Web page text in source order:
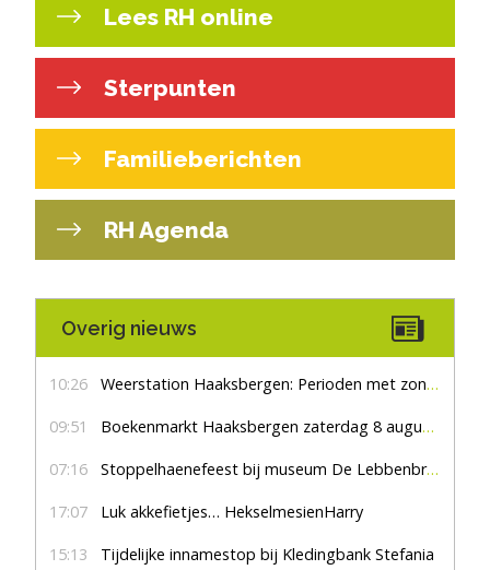
Lees RH online
Sterpunten
Familieberichten
RH Agenda
Overig nieuws
10:26 Weerstation Haaksbergen: Perioden met zon en droog
09:51 Boekenmarkt Haaksbergen zaterdag 8 augustus, marktplein Haaksbergen
07:16 Stoppelhaenefeest bij museum De Lebbenbrugge
17:07 Luk akkefietjes… HekselmesienHarry
15:13 Tijdelijke innamestop bij Kledingbank Stefania